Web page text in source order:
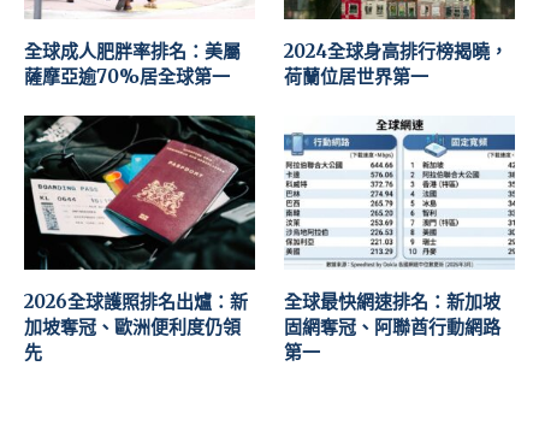
全球成人肥胖率排名：美屬
薩摩亞逾70%居全球第一
2024全球身高排行榜揭曉，
荷蘭位居世界第一
2026全球護照排名出爐：新
加坡奪冠、歐洲便利度仍領
先
全球最快網速排名：新加坡
固網奪冠、阿聯酋行動網路
第一